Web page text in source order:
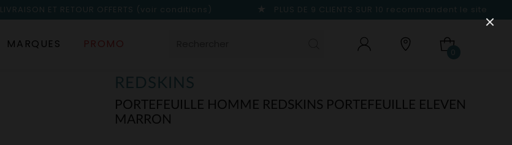
LIVRAISON ET RETOUR OFFERTS (voir conditions) PLUS DE 9 CLIENTS SUR 10 recommandent le site
MARQUES PROMO
0
REDSKINS
PORTEFEUILLE HOMME REDSKINS PORTEFEUILLE ELEVEN
MARRON